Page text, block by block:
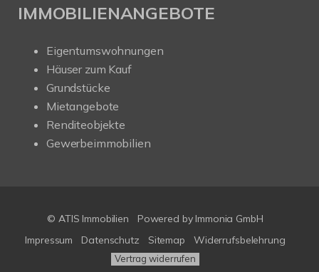
IMMOBILIENANGEBOTE
Eigentumswohnungen
Häuser zum Kauf
Grundstücke
Mietangebote
Renditeobjekte
Gewerbeimmobilien
© ATIS Immobilien Powered by Immonia GmbH
Impressum
Datenschutz Sitemap Widerrufsbelehrung
Vertrag widerrufen